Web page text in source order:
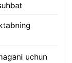
uchun